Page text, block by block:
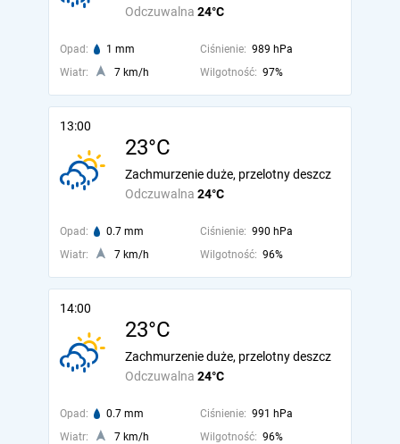
Odczuwalna 24°C
Opad: 1 mm Ciśnienie: 989 hPa
Wiatr:
7 km/h Wilgotność: 97%
13:00
23°C
Odczuwalna 24°C
Zachmurzenie duże, przelotny deszcz
Opad: 0.7 mm Ciśnienie: 990 hPa
Wiatr:
7 km/h Wilgotność: 96%
14:00
23°C
Odczuwalna 24°C
Zachmurzenie duże, przelotny deszcz
Opad: 0.7 mm Ciśnienie: 991 hPa
Wiatr:
7 km/h Wilgotność: 96%